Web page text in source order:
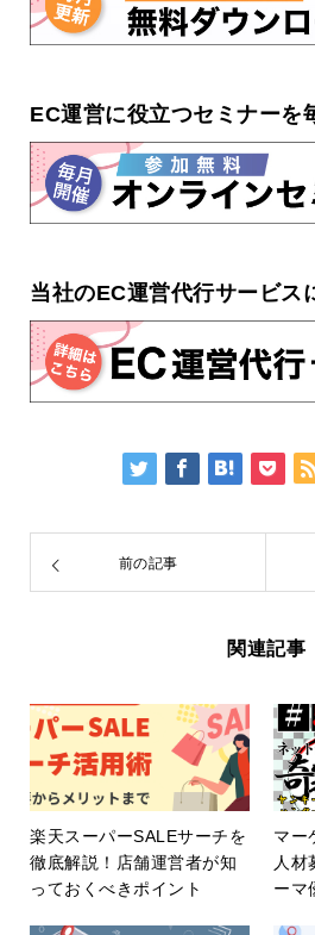
EC運営に役立つセミナーを
当社のEC運営代行サービス
前の記事
関連記事
楽天スーパーSALEサーチを
徹底解説！店舗運営者が知
っておくべきポイント
マー
人材募
ーマ